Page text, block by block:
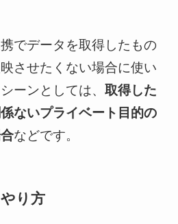
でデータを取得したもの
させたくない場合に使い
ーンとしては、 取得した
ないプライベート目的の
などです。
り方